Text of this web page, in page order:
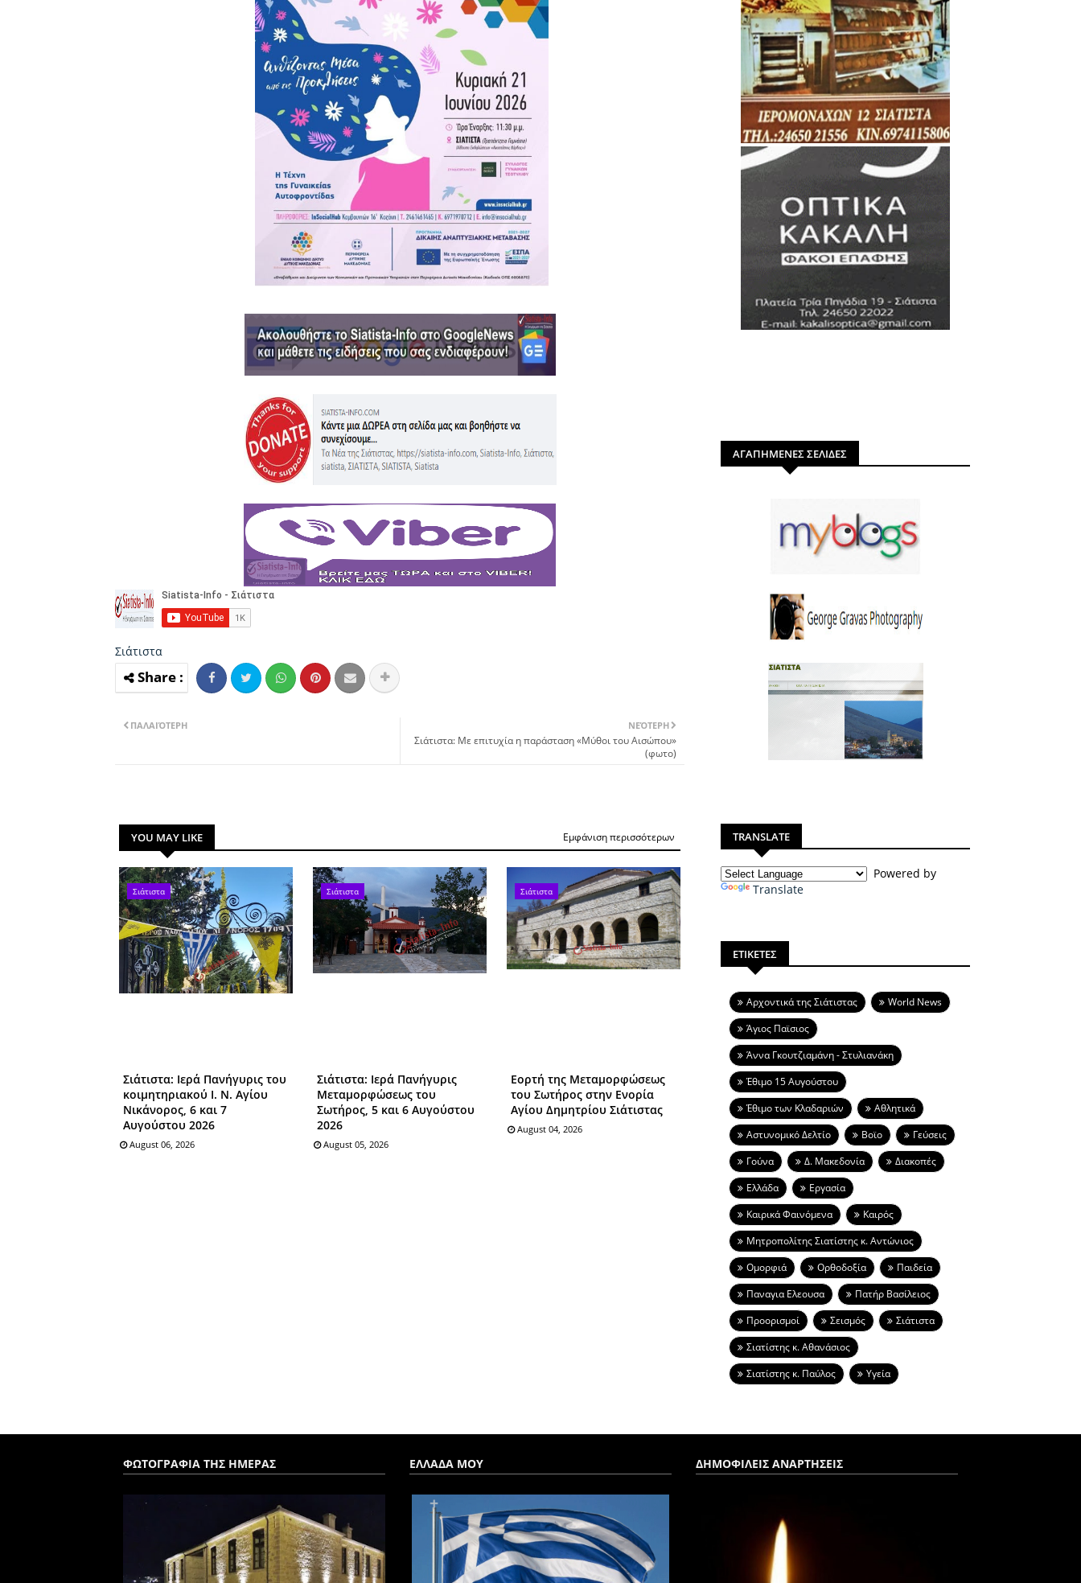
Σιάτιστα
ΝΕΌΤΕΡΗ
Σιάτιστα: Με επιτυχία η παράσταση «Μύθοι του Αισώπου»
(φωτο)
ΠΑΛΑΙΌΤΕΡΗ
YOU MAY LIKE Εμφάνιση περισσότερων
Σιάτιστα
Σιάτιστα: Ιερά Πανήγυρις του
κοιμητηριακού Ι. Ν. Αγίου
Νικάνορος, 6 και 7
Αυγούστου 2026
August 06, 2026
Σιάτιστα
Σιάτιστα: Ιερά Πανήγυρις
Μεταμορφώσεως του
Σωτήρος, 5 και 6 Αυγούστου
2026
August 05, 2026
Σιάτιστα
Eορτή της Μεταμορφώσεως
του Σωτήρος στην Ενορία
Αγίου Δημητρίου Σιάτιστας
August 04, 2026
ΑΓΑΠΗΜΕΝΕΣ ΣΕΛΙΔΕΣ
TRANSLATE
Powered by
Translate
ΕΤΙΚΕΤΕΣ
Aρχοντικά της Σιάτιστας
World News
Άγιος Παϊσιος
Άννα Γκουτζιαμάνη - Στυλιανάκη
Έθιμο 15 Αυγούστου
Έθιμο των Κλαδαριών
Αθλητικά
Αστυνομικό Δελτίο
Βοϊο
Γεύσεις
Γούνα
Δ. Μακεδονία
Διακοπές
Ελλάδα
Εργασία
Καιρικά Φαινόμενα
Καιρός
Μητροπολίτης Σιατίστης κ. Αντώνιος
Ομορφιά
Ορθοδοξία
Παιδεία
Παναγια Ελεουσα
Πατήρ Βασίλειος
Προορισμοί
Σεισμός
Σιάτιστα
Σιατίστης κ. Αθανάσιος
Σιατίστης κ. Παύλος
Υγεία
ΦΩΤΟΓΡΑΦΙΑ ΤΗΣ ΗΜΕΡΑΣ ΕΛΛΑΔΑ ΜΟΥ ΔΗΜΟΦΙΛΕΙΣ ΑΝΑΡΤΗΣΕΙΣ